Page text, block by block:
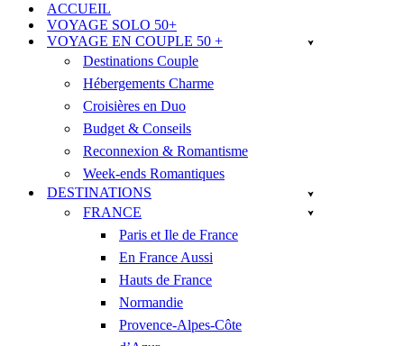
navigationACCUEIL
VOYAGE SOLO 50+
VOYAGE EN COUPLE 50 +
Destinations Couple
Hébergements Charme
Croisières en Duo
Budget & Conseils
Reconnexion & Romantisme
Week-ends Romantiques
DESTINATIONS
FRANCE
Paris et Ile de France
En France Aussi
Hauts de France
Normandie
Provence-Alpes-Côte